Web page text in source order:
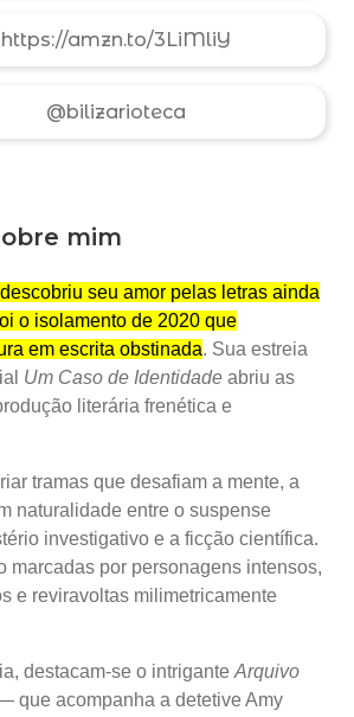
https://amzn.to/3LiMliY
@bilizarioteca
mim
descobriu seu amor pelas letras ainda
o isolamento de 2020 que
em escrita obstinada. Sua estreia
Um Caso de Identidade abriu as
literária frenética e
tramas que desafiam a mente, a
naturalidade entre o suspense
investigativo e a ficção científica.
marcadas por personagens intensos,
e reviravoltas milimetricamente
destacam-se o intrigante Arquivo
que acompanha a detetive Amy